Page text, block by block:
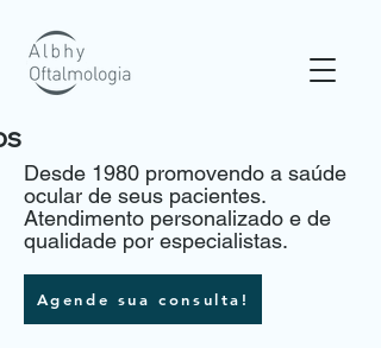
Agende sua consulta!
Desde 1980 promovendo a saúde
ocular de seus pacientes.
Atendimento personalizado e de
qualidade por especialistas.